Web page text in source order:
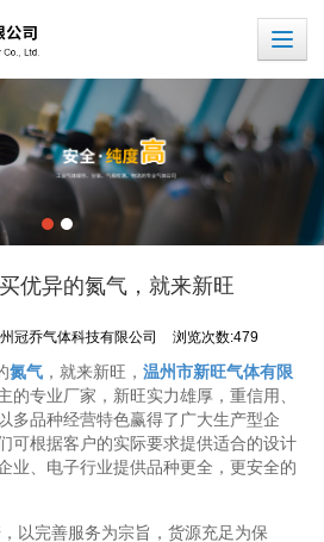
优异的氮气，就来新旺
冠乔气体科技有限公司 浏览次数:479
氮气 ，就来新旺，温州市新旺气体有限
的专业厂家，新旺实力雄厚，重信用、
多品种经营特色赢得了广大生产型企
可根据客户的实际要求提供适合的设计
业、电子行业提供品种更全，更安全的
以完善服务为宗旨，货源充足为保